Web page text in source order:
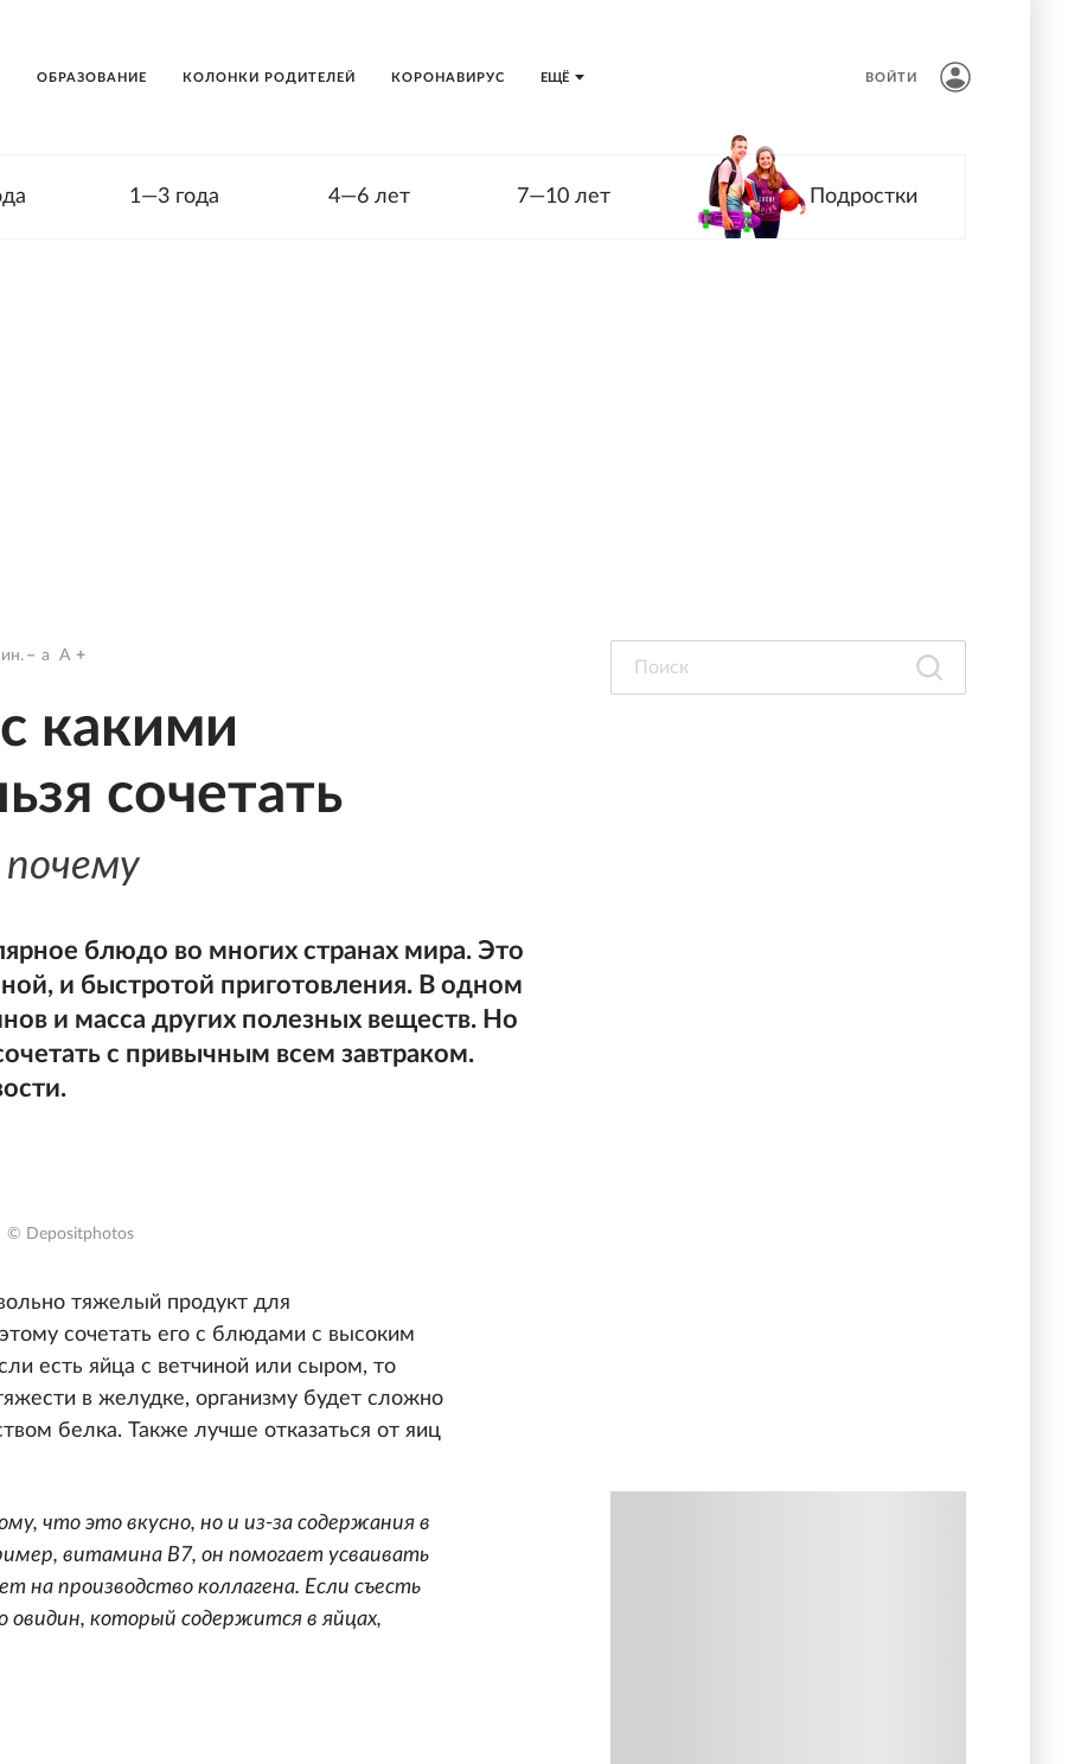
ЕЩЁ
ОБРАЗОВАНИЕ КОЛОНКИ РОДИТЕЛЕЙ КОРОНАВИРУС ВОЙТИ
1—3 года 4—6 лет 7—10 лет Подростки
a A
какими
сочетать
блюдо во многих странах мира. Это
и быстротой приготовления. В одном
и масса других полезных веществ. Но
с привычным всем завтраком.
© Depositphotos
тяжелый продукт для
сочетать его с блюдами с высоким
есть яйца с ветчиной или сыром, то
в желудке, организму будет сложно
белка. Также лучше отказаться от яиц
что это вкусно, но и из-за содержания в
витамина В7, он помогает усваивать
на производство коллагена. Если съесть
овидин, который содержится в яйцах,